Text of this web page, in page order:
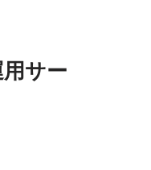
サー